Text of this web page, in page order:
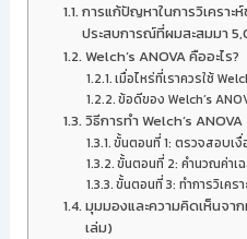
การแก้ปัญหาในการวิเคราะ
ประสบการณ์ที่ผมสะสมมา
Welch’s ANOVA คืออะไร?
เมื่อไหร่ที่เราควรใช้
ข้อดีของ Welch’s
วิธีการทำ Welch’s ANOVA
ขั้นตอนที่ 1: ตรวจสอบเงื่
ขั้นตอนที่ 2: คำนวณค่าเ
ขั้นตอนที่ 3: ทำการวิเครา
มุมมองและความคิดเห็นจา
เล่ม)